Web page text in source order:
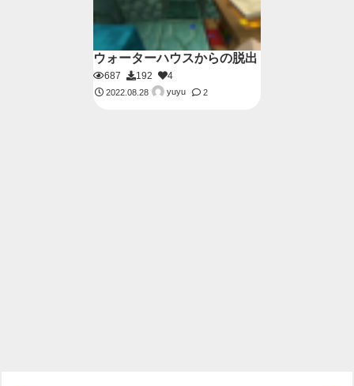
ウォーターハウスからの脱出
687 192 4
2022.08.28 yuyu 2